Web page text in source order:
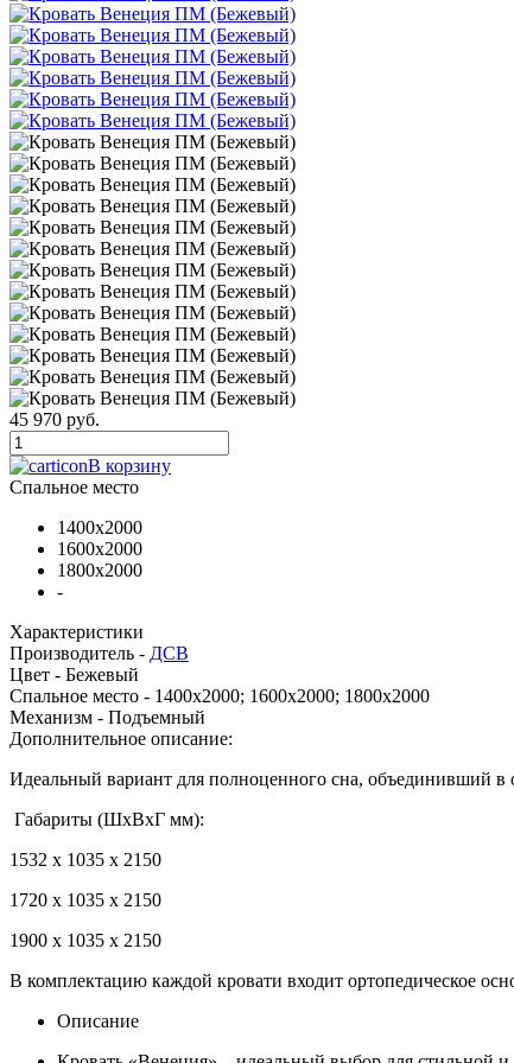
45 970 руб.
В корзину
Спальное место
1400x2000
1600х2000
1800x2000
-
Характеристики
Производитель - ДСВ
Цвет - Бежевый
Спальное место - 1400x2000; 1600x2000; 1800x2000
Механизм - Подъемный
Дополнительное описание:
Идеальный вариант для полноценного сна, объединивший в
Габариты (ШхВхГ мм):
1532 х 1035 х 2150
1720 х 1035 х 2150
1900 х 1035 х 2150
В комплектацию каждой кровати входит ортопедическое
Описание